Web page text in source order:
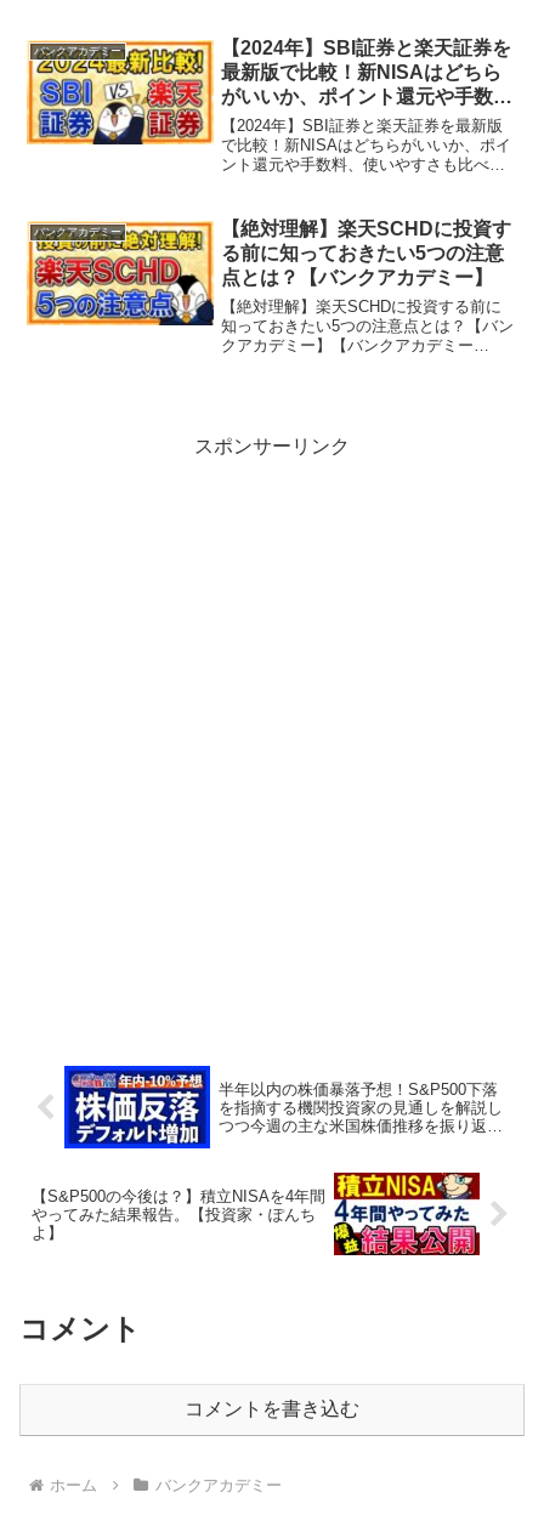
ないお金の知識をバンクアカデミー管理
人の小林亮平といっし...
バンクアカデミー
【2024年】SBI証券と楽天証券を
最新版で比較！新NISAはどちら
がいいか、ポイント還元や手数
料、使いやすさも比べてみた【バ
ンクアカデミー】
【2024年】SBI証券と楽天証券を最新版
で比較！新NISAはどちらがいいか、ポイ
ント還元や手数料、使いやすさも比べて
校で教えてくれないお金の知識をバンク
アカデ...
バンクアカデミー
【絶対理解】楽天SCHDに投資す
る前に知っておきたい5つの注意
点とは？【バンクアカデミー】
【絶対理解】楽天SCHDに投資する前に
知っておきたい5つの注意点とは？【バン
クアカデミー】【バンクアカデミー
スポンサーリンク
半年以内の株価暴落予想！S&P500下落
を指摘する機関投資家の見通しを解説し
つつ今週の主な米国株価推移を振り返り
【S&P500の今後は？】積立NISAを4年間
やってみた結果報告。【投資家・ぽんち
よ】
コメント
コメントを書き込む
ホーム バンクアカデミー